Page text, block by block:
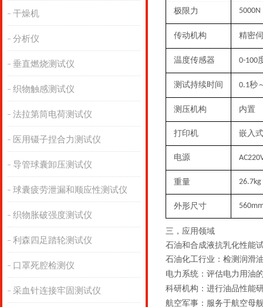
干燥机
分析仪
垂直燃烧测试仪
织物触感测试仪
法拉第筒电荷测试仪
医用镊子捏合力测试仪
导管球囊卸压测试仪
球囊疲劳泄漏和顺应性测试仪
织物胀破强度测试仪
利森四足踏轮测试仪
口罩死腔检测仪
采血针连接牢固测试仪
极限力 5000N
传动机构 精密
温度传感器 0-100
测试持续时间 0.1秒
测压机构 内置
打印机 嵌入
电源
重量 26.7kg
外形尺寸 56
三， 应用领域
石油和合成液抗乳化性能
石油化工行业 ：检测润滑
电力系统 ：评估电力用油
科研机构 ：进行油品性能
航空军事 ：服务于航空母